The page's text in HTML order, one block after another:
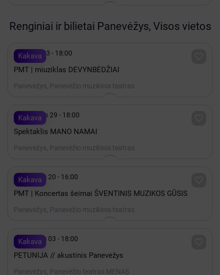
Renginiai ir bilietai Panevėžys, Visos vietos
Kakava
 Spalis 23 - 18:00
PMT | miuziklas DEVYNBĖDŽIAI
Panevėžys, Panevėžio muzikinis teatras
Kakava
 Rugsėjis 29 - 18:00
Spektaklis MANO NAMAI
Panevėžys, Panevėžio muzikinis teatras
Kakava
 Gruodis 20 - 16:00
PMT | Koncertas šeimai ŠVENTINIS MUZIKOS GŪSIS
Panevėžys, Panevėžio muzikinis teatras
Kakava
 Gruodis 03 - 18:00
PETUNIJA // akustinis Panevėžys
Panevėžys, Panevėžio teatras MENAS